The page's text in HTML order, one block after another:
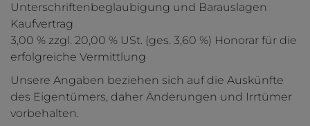
Unterschriftenbeglaubigung und Barauslagen
Kaufvertrag
3,00 % zzgl. 20,00 % USt. (ges. 3,60 %) Honorar für die
erfolgreiche Vermittlung
Unsere Angaben beziehen sich auf die Auskünfte
des Eigentümers, daher Änderungen und Irrtümer
vorbehalten.